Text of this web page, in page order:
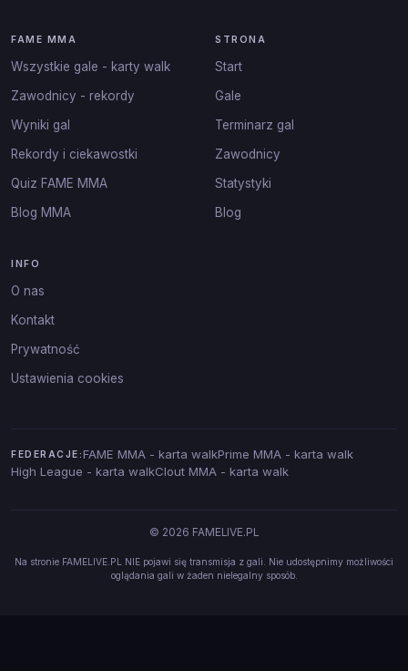
FAME MMA
Wszystkie gale - karty walk
Zawodnicy - rekordy
Wyniki gal
Rekordy i ciekawostki
Quiz FAME MMA
Blog MMA
STRONA
Start
Gale
Terminarz gal
Zawodnicy
Statystyki
Blog
INFO
O nas
Kontakt
Prywatność
Ustawienia cookies
FEDERACJE: FAME MMA - karta walkPrime MMA - karta walk
High League - karta walkClout MMA - karta walk
© 2026 FAMELIVE.PL
Na stronie FAMELIVE.PL NIE pojawi się transmisja z gali. Nie udostępnimy możliwości
oglądania gali w żaden nielegalny sposób.